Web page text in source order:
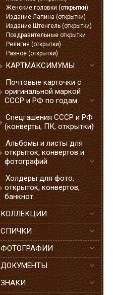
Женские головки (открытки)
Издание Лапина (открытки)
Издание Штенгель (открытки)
Поздравительные открытки
Религия (открытки)
Разное (открытки)
КАРТМАКСИМУМЫ
Почтовые карточки с
оригинальной маркой
СССР и РФ по годам
Спецгашения СССР и РФ
(конверты, ПК, открытки)
Альбомы и листы для
открыток, конвертов и
фотографий
Холдеры для фото,
открыток, конвертов,
банкнот.
КОЛЛЕКЦИИ
СПИЧКИ
ФОТОГРАФИИ
ДОКУМЕНТЫ
ЗНАКИ